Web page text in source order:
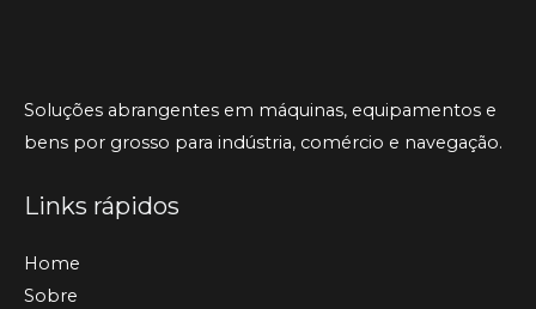
Soluções abrangentes em máquinas, equipamentos e
bens por grosso para indústria, comércio e navegação.
Links rápidos
Home
Sobre